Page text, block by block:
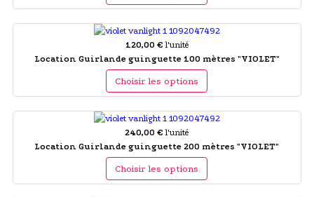
120,00 € l'unité
Location Guirlande guinguette 100 mètres "VIOLET"
Choisir les options
240,00 € l'unité
Location Guirlande guinguette 200 mètres "VIOLET"
Choisir les options